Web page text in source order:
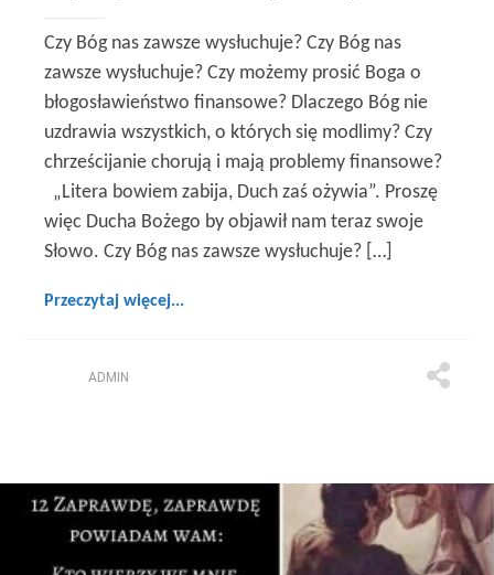
Czy Bóg nas zawsze wysłuchuje? Czy Bóg nas
zawsze wysłuchuje? Czy możemy prosić Boga o
błogosławieństwo finansowe? Dlaczego Bóg nie
uzdrawia wszystkich, o których się modlimy? Czy
chrześcijanie chorują i mają problemy finansowe?
„Litera bowiem zabija, Duch zaś ożywia”. Proszę
więc Ducha Bożego by objawił nam teraz swoje
Słowo. Czy Bóg nas zawsze wysłuchuje? […]
Przeczytaj więcej...
ADMIN